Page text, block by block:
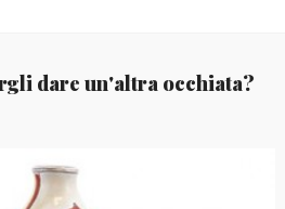
dare un'altra occhiata?